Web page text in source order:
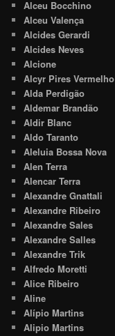
Alceu Bocchino
Alceu Valença
Alcides Gerardi
Alcides Neves
Alcione
Alcyr Pires Vermelho
Alda Perdigão
Aldemar Brandão
Aldir Blanc
Aldo Taranto
Aleluia Bossa Nova
Alen Terra
Alencar Terra
Alexandre Gnattali
Alexandre Ribeiro
Alexandre Sales
Alexandre Salles
Alexandre Trik
Alfredo Moretti
Alice Ribeiro
Aline
Alípio Martins
Alipio Martins